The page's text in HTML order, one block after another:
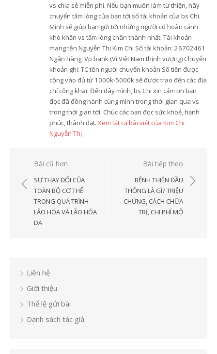
vs chia sẻ miễn phí. Nếu bạn muốn làm từ thiện, hãy
chuyển tấm lòng của bạn tới số tài khoản của bs Chi.
Mình sẽ giúp bạn gửi tới những người có hoàn cảnh
khó khăn vs tấm lòng chân thành nhất. Tài khoản
mang tên Nguyễn Thị Kim Chi Số tài khoản: 26702461
Ngân hàng: Vp bank (Vì Việt Nam thịnh vượng) Chuyển
khoản ghi: TC tên người chuyển khoản Số tiền được
cộng vào đủ từ 1000k-5000k sẽ được trao đến các địa
chỉ công khai. Đến đây mình, bs Chi xin cảm ơn bạn
đọc đã đồng hành cùng mình trong thời gian qua vs
trong thời gian tới. Chúc các bạn đọc sức khoẻ, hạnh
phúc, thành đạt. Xem tất cả bài viết của Kim Chi
Nguyễn Thị
Điều
hướng
bài
viết
Bài cũ hơn
SỰ THAY ĐỔI CỦA
TOÀN BỘ CƠ THỂ
TRONG QUÁ TRÌNH
LÃO HÓA VÀ LÃO HÓA
DA
Bài tiếp theo
BỆNH THIÊN ĐẦU
THỐNG LÀ GÌ? TRIỆU
CHỨNG, CÁCH CHỮA
TRỊ, CHI PHÍ MỔ
Liên hệ
Giới thiệu
Thể lệ gửi bài
Danh sách tác giả